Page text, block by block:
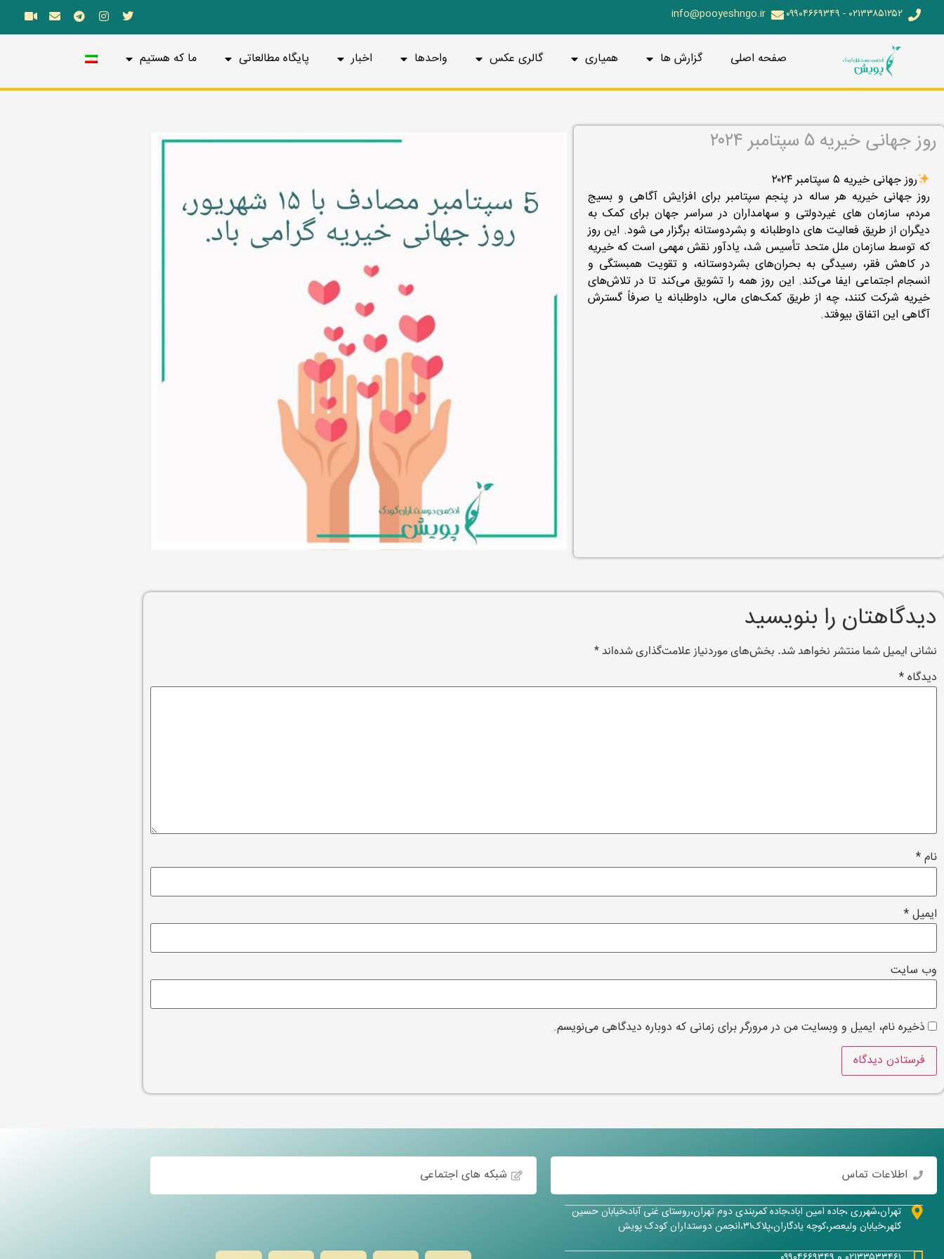
۰۲۱۳۳۸۵۱۲۵۲ - ۰۹۹۰۴۶۶۹۳۴۹ info@pooyeshngo.ir
صفحه اصلی گزارش ها همیاری گالری عکس واحدها اخبار پایگاه مطالعاتی ما که هستیم
روز جهانی خیریه ۵ سپتامبر ۲۰۲۴
روز جهانی خیریه ۵ سپتامبر ۲۰۲۴
روز جهانی خیریه هر ساله در پنجم سپتامبر برای افزایش آگاهی و بسیج
مردم، سازمان های غیردولتی و سهامداران در سراسر جهان برای کمک به
دیگران از طریق فعالیت های داوطلبانه و بشردوستانه برگزار می شود. این روز
که توسط سازمان ملل متحد تأسیس شد، یادآور نقش مهمی است که خیریه
در کاهش فقر، رسیدگی به بحران‌های بشردوستانه، و تقویت همبستگی و
انسجام اجتماعی ایفا می‌کند. این روز همه را تشویق می‌کند تا در تلاش‌های
خیریه شرکت کنند، چه از طریق کمک‌های مالی، داوطلبانه یا صرفاً گسترش
آگاهی این اتفاق بیوفتد.
دیدگاهتان را بنویسید
نشانی ایمیل شما منتشر نخواهد شد. بخش‌های موردنیاز علامت‌گذاری شده‌اند*
دیدگاه*
نام*
ایمیل*
وب‌ سایت
ذخیره نام، ایمیل و وبسایت من در مرورگر برای زمانی که دوباره دیدگاهی می‌نویسم.
اطلاعات تماس شبکه های اجتماعی
تهران،شهرری ،جاده امین اباد،جاده کمربندی دوم تهران،روستای غنی آباد،خیابان حسین
کلهر،خیابان ولیعصر،کوچه یادگاران،پلاک۳۱،انجمن دوستداران کودک پویش